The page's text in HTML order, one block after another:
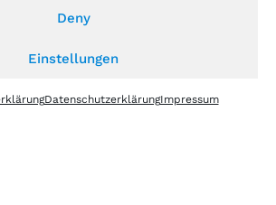
Deny
Einstellungen
DatenschutzerklärungImpressum
EDUCATION4INDUSTRY GMBH